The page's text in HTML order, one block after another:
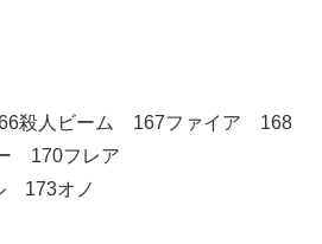
殺人ビーム 167ファイア 168
170フレア
173オノ